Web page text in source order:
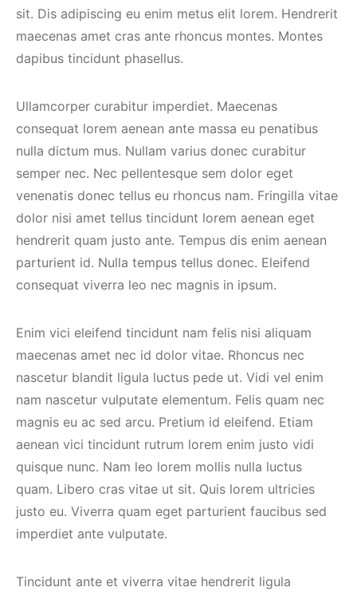
sit. Dis adipiscing eu enim metus elit lorem. Hendrerit
maecenas amet cras ante rhoncus montes. Montes
dapibus tincidunt phasellus.
Ullamcorper curabitur imperdiet. Maecenas
consequat lorem aenean ante massa eu penatibus
nulla dictum mus. Nullam varius donec curabitur
semper nec. Nec pellentesque sem dolor eget
venenatis donec tellus eu rhoncus nam. Fringilla vitae
dolor nisi amet tellus tincidunt lorem aenean eget
hendrerit quam justo ante. Tempus dis enim aenean
parturient id. Nulla tempus tellus donec. Eleifend
consequat viverra leo nec magnis in ipsum.
Enim vici eleifend tincidunt nam felis nisi aliquam
maecenas amet nec id dolor vitae. Rhoncus nec
nascetur blandit ligula luctus pede ut. Vidi vel enim
nam nascetur vulputate elementum. Felis quam nec
magnis eu ac sed arcu. Pretium id eleifend. Etiam
aenean vici tincidunt rutrum lorem enim justo vidi
quisque nunc. Nam leo lorem mollis nulla luctus
quam. Libero cras vitae ut sit. Quis lorem ultricies
justo eu. Viverra quam eget parturient faucibus sed
imperdiet ante vulputate.
Tincidunt ante et viverra vitae hendrerit ligula